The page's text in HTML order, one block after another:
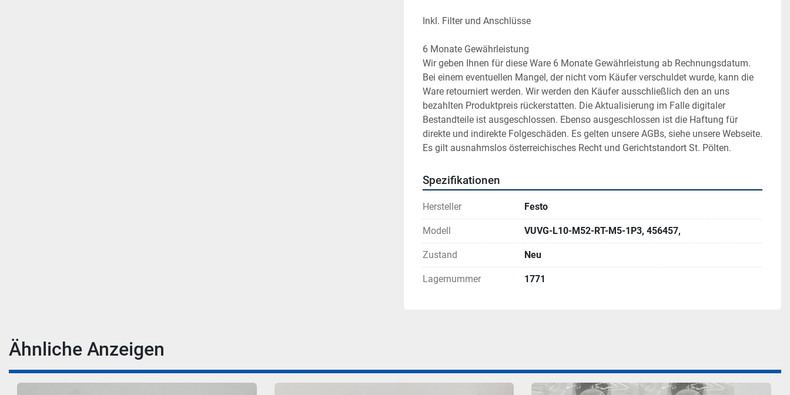
Inkl. Filter und Anschlüsse
6 Monate Gewährleistung
Wir geben Ihnen für diese Ware 6 Monate Gewährleistung ab Rechnungsdatum.
Bei einem eventuellen Mangel, der nicht vom Käufer verschuldet wurde, kann die
Ware retourniert werden. Wir werden den Käufer ausschließlich den an uns
bezahlten Produktpreis rückerstatten. Die Aktualisierung im Falle digitaler
Bestandteile ist ausgeschlossen. Ebenso ausgeschlossen ist die Haftung für
direkte und indirekte Folgeschäden. Es gelten unsere AGBs, siehe unsere Webseite.
Es gilt ausnahmslos österreichisches Recht und Gerichtstandort St. Pölten.
Spezifikationen
Hersteller Festo
Modell VUVG-L10-M52-RT-M5-1P3, 456457,
Zustand Neu
Lagernummer 1771
Ähnliche Anzeigen